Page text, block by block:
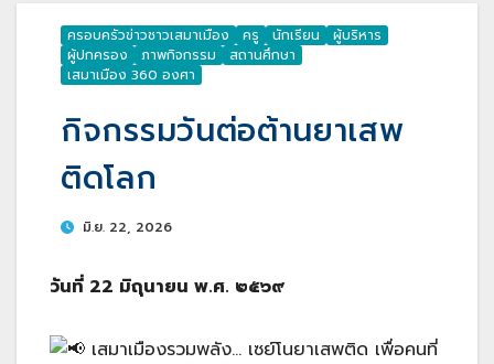
ครอบครัวข่าวชาวเสมาเมือง ครู นักเรียน
ผู้บริหาร
ผู้ปกครอง
ภาพกิจกรรม
สถานศึกษา
เสมาเมือง 360 องศา
กิจกรรมวันต่อต้านยาเสพ
ติดโลก
มิ.ย. 22, 2026
วันที่ 22 มิถุนายน พ.ศ. ๒๕๖๙
เสมาเมืองรวมพลัง… เซย์โนยาเสพติด เพื่อคนที่